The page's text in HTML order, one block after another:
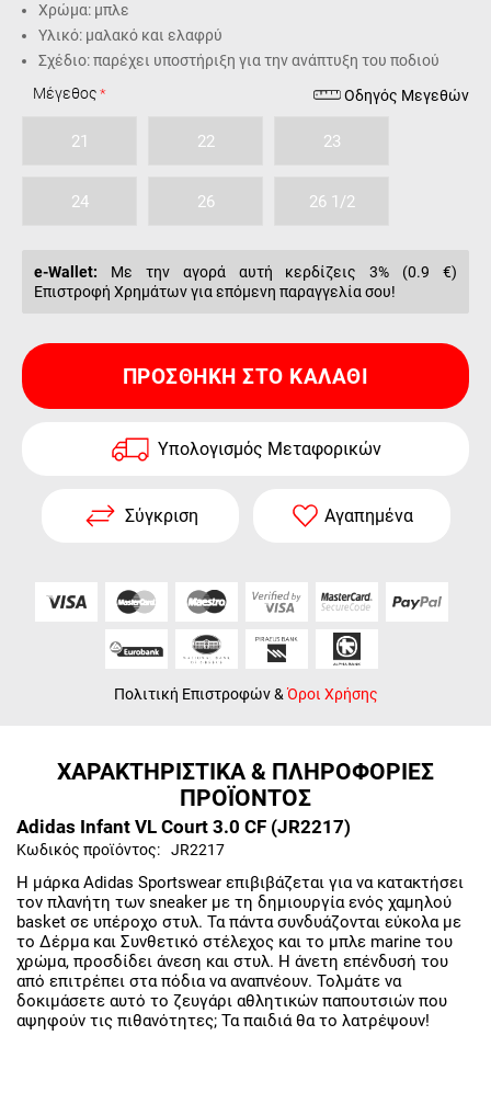
Χρώμα: μπλε
Υλικό: μαλακό και ελαφρύ
Σχέδιο: παρέχει υποστήριξη για την ανάπτυξη του ποδιού
Οδηγός Μεγεθών
Μέγεθος
21 22 23
24 26 26 1/2
e-Wallet: Με την αγορά αυτή κερδίζεις 3% (0.9 €)
Επιστροφή Χρημάτων για επόμενη παραγγελία σου!
ΠΡΟΣΘΉΚΗ ΣΤΟ ΚΑΛΆΘΙ
Υπολογισμός Μεταφορικών
Σύγκριση Αγαπημένα
Πολιτική Επιστροφών& Όροι Χρήσης
ΧΑΡΑΚΤΗΡΙΣΤΙΚΑ & ΠΛΗΡΟΦΟΡΙΕΣ
ΠΡΟΪΟΝΤΟΣ
Adidas Infant VL Court 3.0 CF (JR2217)
Κωδικός προϊόντος: JR2217
Η μάρκα Adidas Sportswear επιβιβάζεται για να κατακτήσει
τον πλανήτη των sneaker με τη δημιουργία ενός χαμηλού
basket σε υπέροχο στυλ. Τα πάντα συνδυάζονται εύκολα με
το Δέρμα και Συνθετικό στέλεχος και το μπλε marine του
χρώμα, προσδίδει άνεση και στυλ. Η άνετη επένδυσή του
από επιτρέπει στα πόδια να αναπνέουν. Τολμάτε να
δοκιμάσετε αυτό το ζευγάρι αθλητικών παπουτσιών που
αψηφούν τις πιθανότητες; Τα παιδιά θα το λατρέψουν!